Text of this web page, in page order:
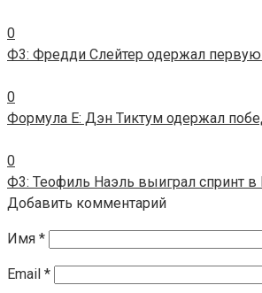
0
Ф3: Фредди Слейтер одержал первую
0
Формула E: Дэн Тиктум одержал
0
Ф3: Теофиль Наэль выиграл спринт в
Добавить комментарий
Имя *
Email *